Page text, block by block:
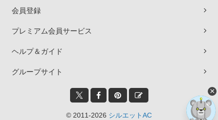
会員登録
プレミアム会員サービス
ヘルプ＆ガイド
グループサイト
© 2011-2026 シルエットAC
×